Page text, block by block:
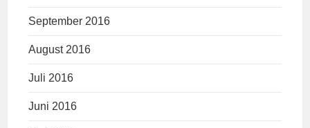
September 2016
August 2016
Juli 2016
Juni 2016